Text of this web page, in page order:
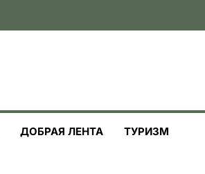
ДОБРАЯ ЛЕНТА ТУРИЗМ